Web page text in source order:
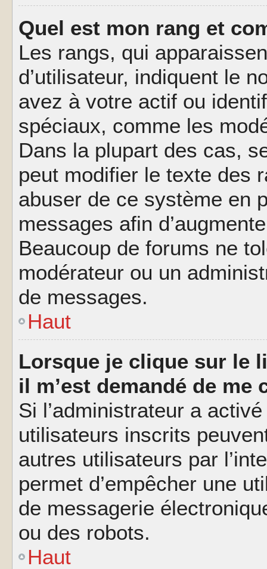
Quel est mon rang et
Les rangs, qui
d’utilisateur, indiquent le
avez à votre actif ou
spéciaux, comme les
Dans la plupart des cas,
peut modifier le texte des
abuser de ce système en
messages afin
Beaucoup de forums ne
modérateur ou un
de messages.
Haut
Lorsque je clique sur le
il m’est demandé de me
Si l’administrateur a
utilisateurs inscrits
autres utilisateurs par
permet d’empêcher une
de messagerie
ou des robots.
Haut